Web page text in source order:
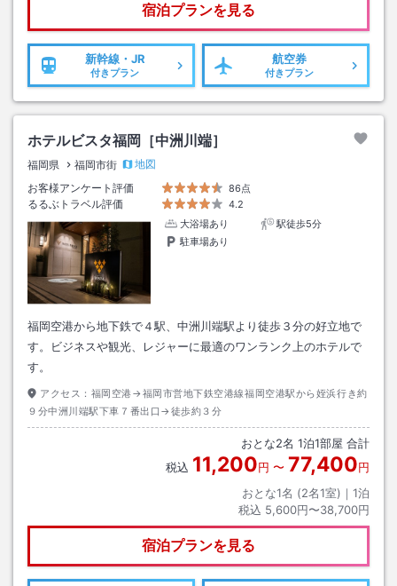
宿泊プランを見る
新幹線・JR
付きプラン
航空券
付きプラン
ホテルビスタ福岡［中洲川端］
福岡県 福岡市街
地図
お客様アンケート評価
86点
るるぶトラベル評価
4.2
大浴場あり
駅徒歩5分
駐車場あり
福岡空港から地下鉄で４駅、中洲川端駅より徒歩３分の好立地で
す。ビジネスや観光、レジャーに最適のワンランク上のホテルで
す。
アクセス： 福岡空港→福岡市営地下鉄空港線福岡空港駅から姪浜行き約
９分中洲川端駅下車７番出口→徒歩約３分
おとな2名 1泊1部屋 合計
税込 11,200円 〜 77,400円
おとな1名 (2名1室)｜ 1泊
税込 5,600円〜38,700円
宿泊プランを見る